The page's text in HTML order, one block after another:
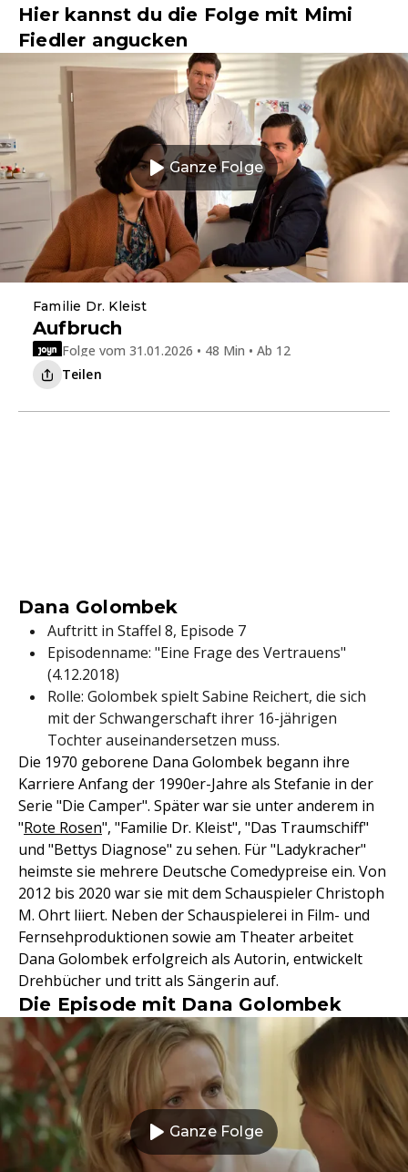
Hier kannst du die Folge mit Mimi
Fiedler angucken
Ganze Folge
Familie Dr. Kleist
Aufbruch
Folge vom 31.01.2026 • 48 Min • Ab 12
Teilen
Dana Golombek
Auftritt in Staffel 8, Episode 7
Episodenname: "Eine Frage des Vertrauens"
(4.12.2018)
Rolle: Golombek spielt Sabine Reichert, die sich
mit der Schwangerschaft ihrer 16-jährigen
Tochter auseinandersetzen muss.
Die 1970 geborene Dana Golombek begann ihre
Karriere Anfang der 1990er-Jahre als Stefanie in der
Serie "Die Camper". Später war sie unter anderem in
"Rote Rosen", "Familie Dr. Kleist", "Das Traumschiff"
und "Bettys Diagnose" zu sehen. Für "Ladykracher"
heimste sie mehrere Deutsche Comedypreise ein. Von
2012 bis 2020 war sie mit dem Schauspieler Christoph
M. Ohrt liiert. Neben der Schauspielerei in Film- und
Fernsehproduktionen sowie am Theater arbeitet
Dana Golombek erfolgreich als Autorin, entwickelt
Drehbücher und tritt als Sängerin auf.
Die Episode mit Dana Golombek
Ganze Folge